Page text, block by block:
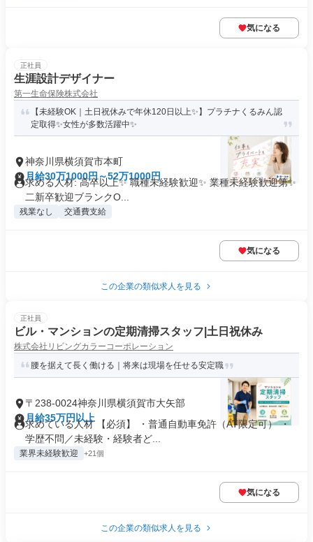
気になる
正社員
生涯設計デザイナー
第一生命保険株式会社
【未経験OK｜土日祝休みで年休120日以上✨】プラチナくるみん認
定取得✨女性が多数活躍中✨
神奈川県横須賀市本町
月給30万1000円～52万1000円
求める人材: 高卒以上✨ 職種未経験歓迎✨ 業種未経験歓迎第✨
二新卒歓迎ブランクO...
残業なし 交通費支給
気になる
この企業の類似求人を見る
正社員
ビル・マンションの定期清掃スタッフ|土日祝休み
株式会社リビングカラーコーポレーション
腰を据えて長く働ける｜将来は現場を任せる安定職
〒238-0024神奈川県横須賀市大矢部
月給35万円以上
求めている人材 【必須】 ・普通自動車免許（AT限定可） ・
学歴不問／未経験・経験者ど...
業界未経験歓迎 +21個
気になる
この企業の類似求人を見る